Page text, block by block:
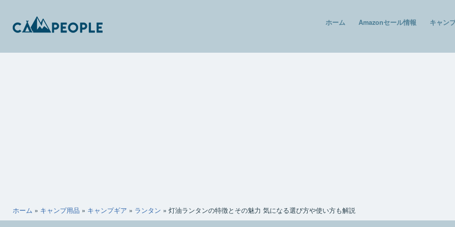
キ
ホーム Amazonセール情報 キャン
ホーム » キャンプ用品 » キャンプギア » ランタン » 灯油ランタンの特徴とその魅力 気になる選び方や使い方も解説